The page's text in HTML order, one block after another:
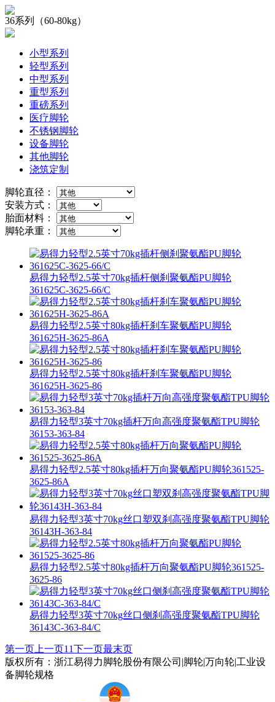
36系列（60-80kg）
小型系列
轻型系列
中型系列
重型系列
重磅系列
医疗脚轮
不锈钢脚轮
设备脚轮
其他脚轮
浇筑定制
脚轮直径：
安装方式：
胎面材料：
脚轮承重：
易得力轻型2.5英寸70kg插杆侧刹聚氨酯PU脚轮
361625C-3625-66/C
易得力轻型2.5英寸80kg插杆刹车聚氨酯PU脚轮
361625H-3625-86A
易得力轻型2.5英寸80kg插杆刹车聚氨酯PU脚轮
361625H-3625-86
易得力轻型3英寸70kg插杆万向高强度聚氨酯TPU脚轮
36153-363-84
易得力轻型2.5英寸80kg插杆万向聚氨酯PU脚轮361525-
3625-86A
易得力轻型3英寸70kg丝口塑双刹高强度聚氨酯TPU脚轮
36143H-363-84
易得力轻型2.5英寸80kg插杆万向聚氨酯PU脚轮361525-
3625-86
易得力轻型3英寸70kg丝口侧刹高强度聚氨酯TPU脚轮
36143C-363-84/C
第一页 上一页11下一页最末页
版权所有：浙江易得力脚轮股份有限公司|脚轮|万向轮|工业设
备脚轮规格